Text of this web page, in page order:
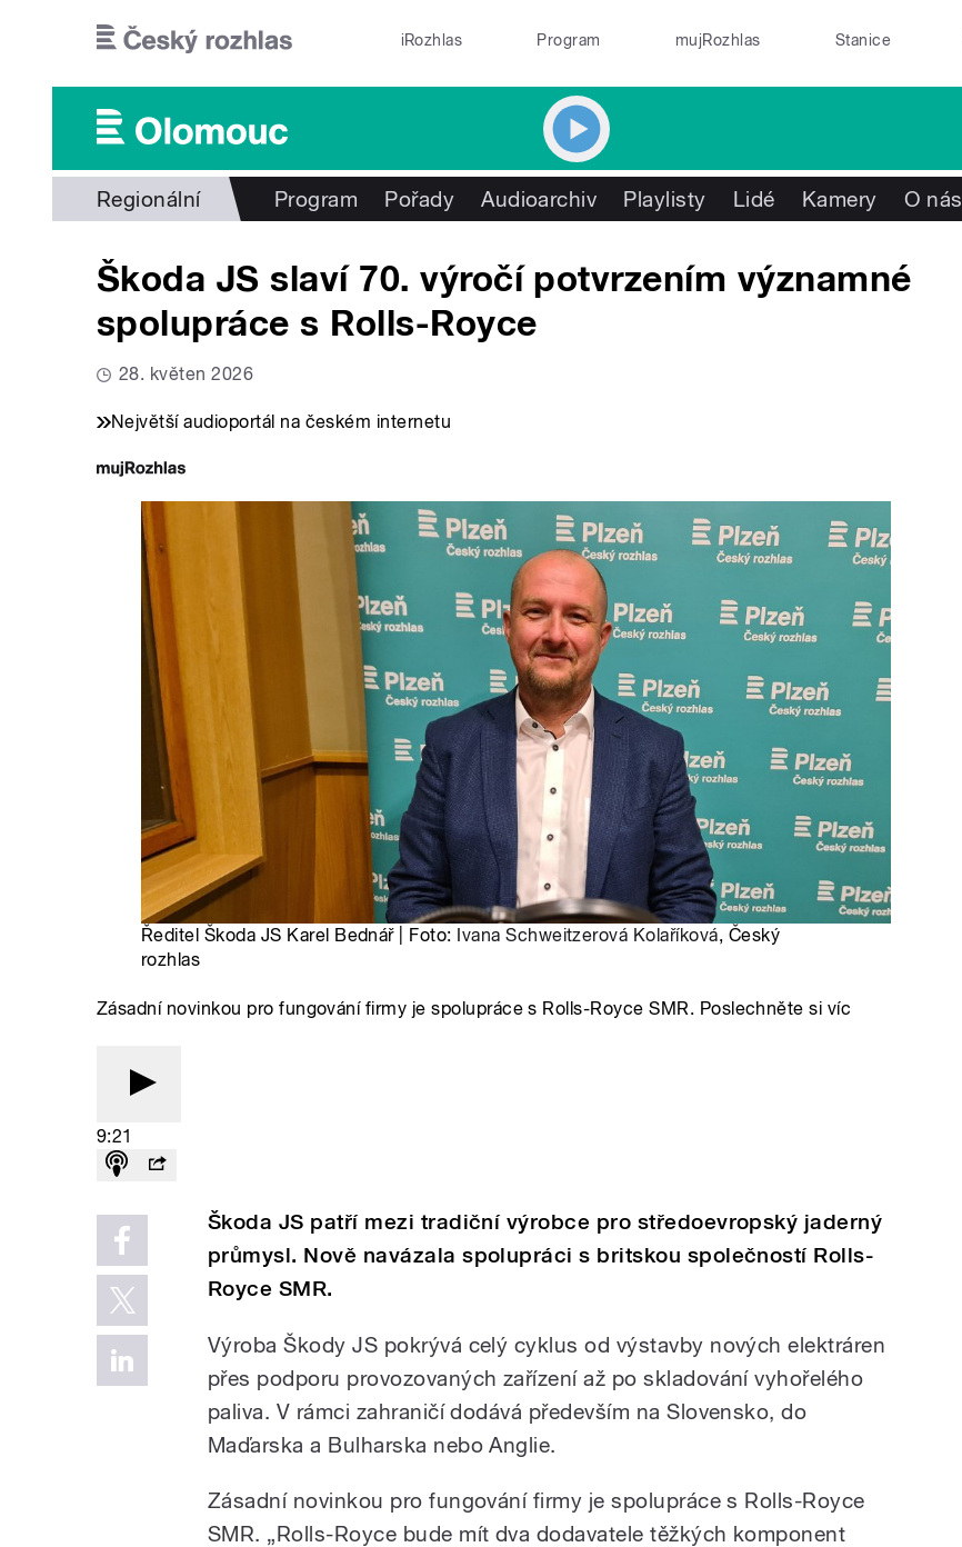
iRozhlas Program mujRozhlas Stanice
Regionální Program Pořady Audioarchiv Playlisty Lidé Kamery O nás
Škoda JS slaví 70. výročí potvrzením významné
spolupráce s Rolls-Royce
28. květen 2026
Největší audioportál na českém internetu
Ředitel Škoda JS Karel Bednář | Foto: Ivana Schweitzerová Kolaříková, Český
rozhlas
Zásadní novinkou pro fungování firmy je spolupráce s Rolls-Royce SMR. Poslechněte si víc
9:21
Škoda JS patří mezi tradiční výrobce pro středoevropský jaderný
průmysl. Nově navázala spolupráci s britskou společností Rolls-
Royce SMR.
Výroba Škody JS pokrývá celý cyklus od výstavby nových elektráren
přes podporu provozovaných zařízení až po skladování vyhořelého
paliva. V rámci zahraničí dodává především na Slovensko, do
Maďarska a Bulharska nebo Anglie.
Zásadní novinkou pro fungování firmy je spolupráce s Rolls-Royce
SMR. „Rolls-Royce bude mít dva dodavatele těžkých komponent